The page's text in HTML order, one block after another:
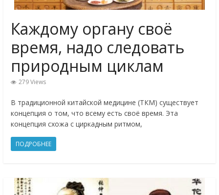
Каждому органу своё
время, надо следовать
природным циклам
279 Views
В традиционной китайской медицине (ТКМ) существует
концепция о том, что всему есть своё время. Эта
концепция схожа с циркадным ритмом,
ПОДРОБНЕЕ